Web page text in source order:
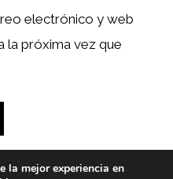
electrónico y web
la próxima vez que
la mejor experiencia en